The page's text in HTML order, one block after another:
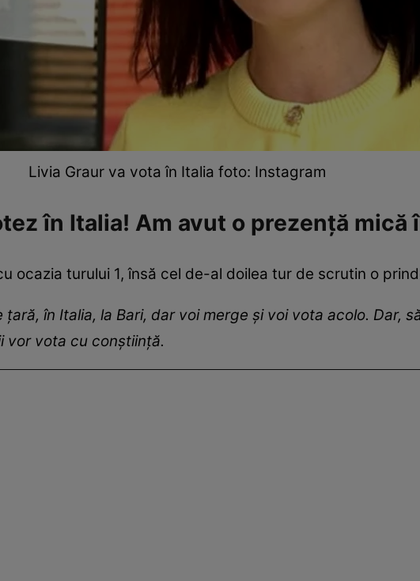
Livia Graur va vota în Italia foto: Instagram
în Italia! Am avut o prezență mică
ocazia turului 1, însă cel de-al doilea tur de scrutin o
în Italia, la Bari, dar voi merge și voi vota acolo. Dar,
vor vota cu conștiință.